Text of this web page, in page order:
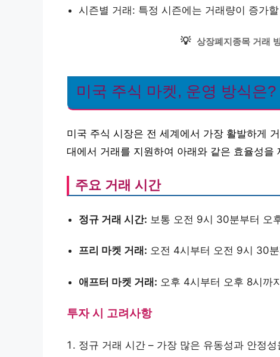
시즌별 거래: 특정 시즌에는 거래량이 증가
💡 상장폐지종목 거래
미국 주식 마켓, 운영 방식은?
미국 주식 시장은 전 세계에서 가장 활발하게
대에서 거래를 지원하여 아래와 같은 효율성을
주요 거래 시간
정규 거래 시간: 보통 오전 9시 30분부터 오
프리 마켓 거래: 오전 4시부터 오전 9시 30
애프터 마켓 거래: 오후 4시부터 오후 8시까
투자 시 고려사항
정규 거래 시간 – 가장 많은 유동성과 안정